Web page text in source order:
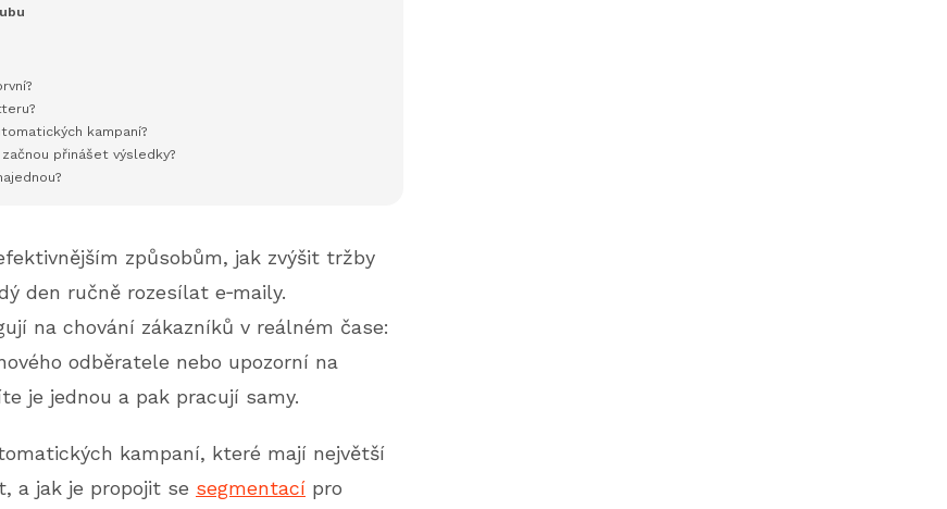
kampaní?
přinášet výsledky?
způsobům, jak zvýšit tržby
den ručně rozesílat e‑maily.
na chování zákazníků v reálném čase:
odběratele nebo upozorní na
je jednou a pak pracují samy.
kampaní, které mají největší
a jak je propojit se segmentací pro